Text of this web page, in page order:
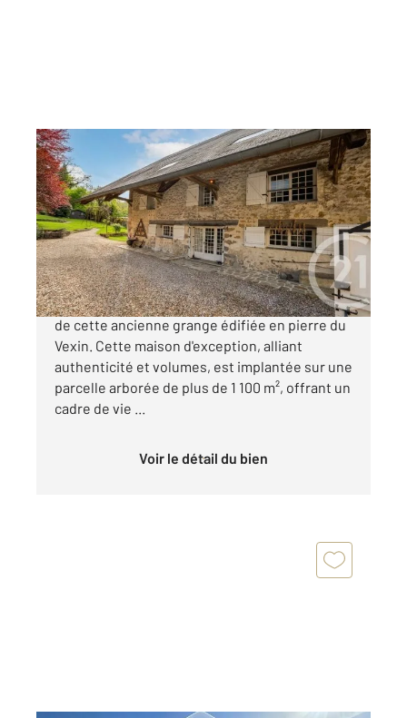
VALLANGOUJARD 95
235 m
, 10 pièces
Ref : 535
Maison à vendre
449 000 €
Laissez-vous séduire par le caractère unique
de cette ancienne grange édifiée en pierre du
Vexin. Cette maison d'exception, alliant
authenticité et volumes, est implantée sur une
parcelle arborée de plus de 1 100 m², offrant un
cadre de vie ...
Voir le détail du bien